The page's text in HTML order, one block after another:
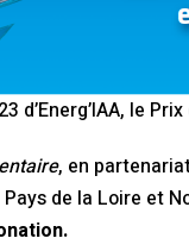
d’Energ’IAA, le
, en
de la Loire et